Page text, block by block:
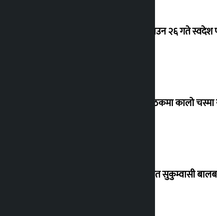
देउवा साउन २६ गते स्वदेश
संसद् बैठकमा कालो
विस्थापित सुकुम्वासी